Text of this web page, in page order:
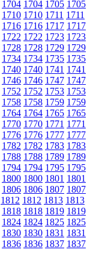
1704 1704 1705 1705
1710 1710 1711 1711
1716 1716 1717 1717
1722 1722 1723 1723
1728 1728 1729 1729
1734 1734 1735 1735
1740 1740 1741 1741
1746 1746 1747 1747
1752 1752 1753 1753
1758 1758 1759 1759
1764 1764 1765 1765
1770 1770 1771 1771
1776 1776 1777 1777
1782 1782 1783 1783
1788 1788 1789 1789
1794 1794 1795 1795
1800 1800 1801 1801
1806 1806 1807 1807
1812 1812 1813 1813
1818 1818 1819 1819
1824 1824 1825 1825
1830 1830 1831 1831
1836 1836 1837 1837